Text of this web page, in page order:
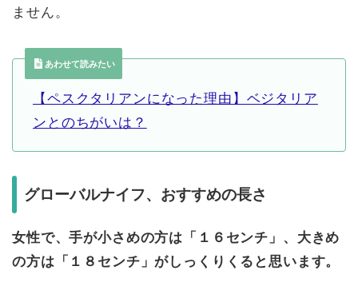
ません。
あわせて読みたい
【ペスクタリアンになった理由】ベジタリア
ンとのちがいは？
グローバルナイフ、おすすめの長さ
女性で、手が小さめの方は「１６センチ」、大きめ
の方は「１８センチ」がしっくりくると思います。